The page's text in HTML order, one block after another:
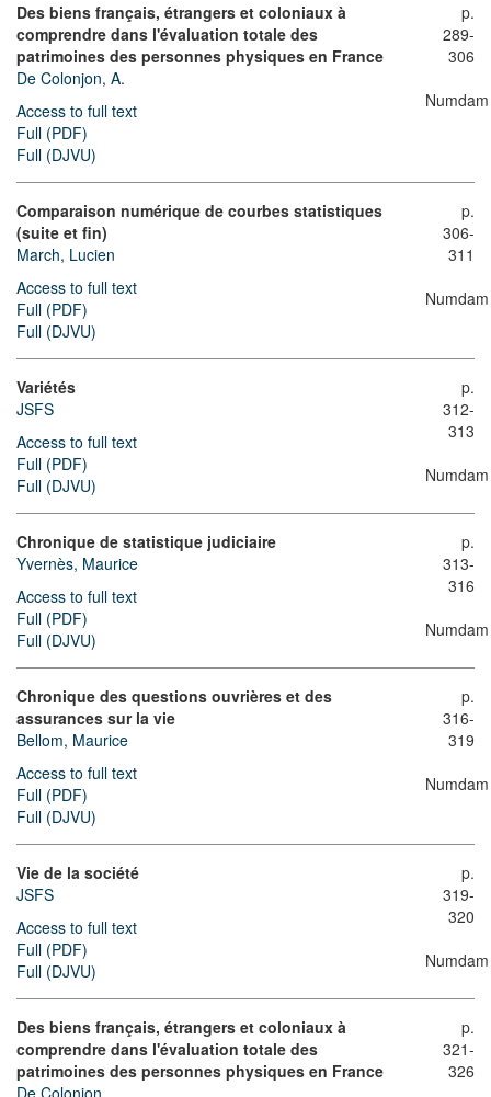
Des biens français, étrangers et coloniaux à
comprendre dans l'évaluation totale des
patrimoines des personnes physiques en France
De Colonjon, A.
Access to full text
Full (PDF)
Full (DJVU)
p.
289-
306
Numdam
Comparaison numérique de courbes statistiques
(suite et fin)
March, Lucien
Access to full text
Full (PDF)
Full (DJVU)
p.
306-
311
Numdam
Variétés
JSFS
Access to full text
Full (PDF)
Full (DJVU)
p.
312-
313
Numdam
Chronique de statistique judiciaire
Yvernès, Maurice
Access to full text
Full (PDF)
Full (DJVU)
p.
313-
316
Numdam
Chronique des questions ouvrières et des
assurances sur la vie
Bellom, Maurice
Access to full text
Full (PDF)
Full (DJVU)
p.
316-
319
Numdam
Vie de la société
JSFS
Access to full text
Full (PDF)
Full (DJVU)
p.
319-
320
Numdam
Des biens français, étrangers et coloniaux à
comprendre dans l'évaluation totale des
patrimoines des personnes physiques en France
De Colonjon
p.
321-
326